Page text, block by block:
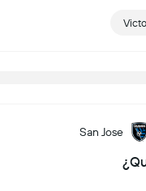
San Jose